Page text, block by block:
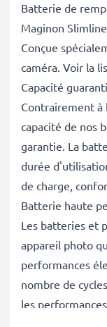
Batterie de
Maginon Slimline
Conçue
caméra. Voir la
Capacité
Contrairement à
capacité de nos
garantie. La
durée
de charge,
Batterie haute
Les batteries et
appareil photo
performances
nombre de
les